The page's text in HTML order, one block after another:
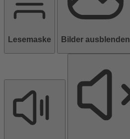
Lesemaske Bilder ausblenden